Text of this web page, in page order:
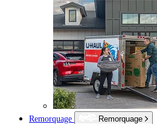
Remorquage
Remorquage